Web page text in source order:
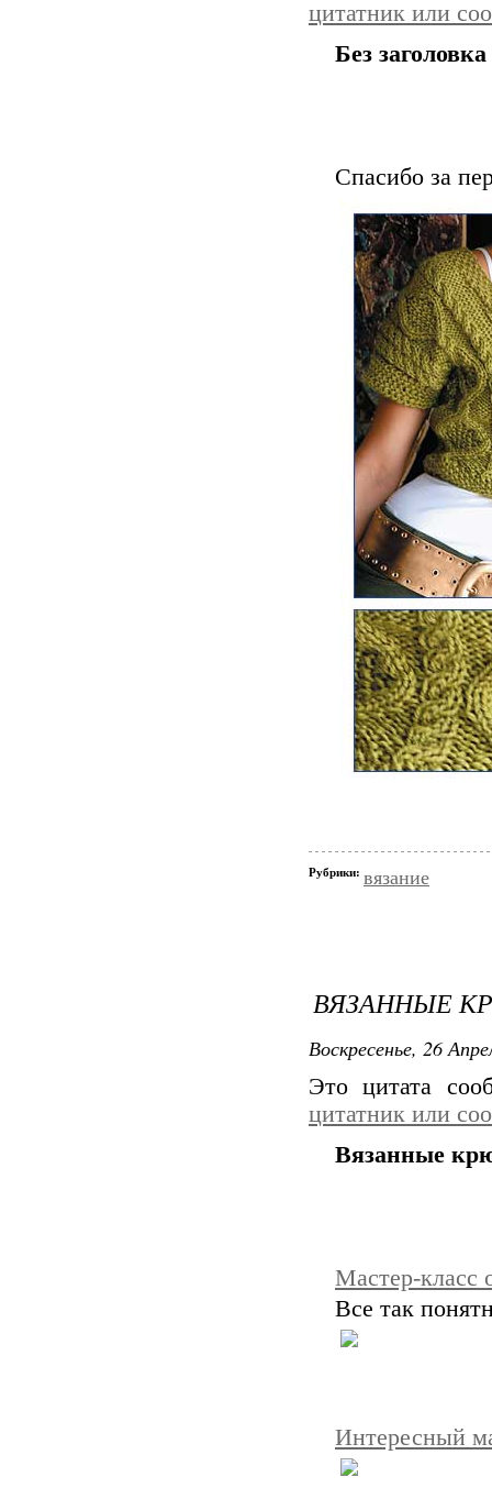
цитатник или
Без заголовка
Спасибо за
Рубрики: вязание
ВЯЗАННЫЕ
Воскресенье, 26
Это цитата
цитатник или
Вязанные
Мастер-класс
Все так
Интересный